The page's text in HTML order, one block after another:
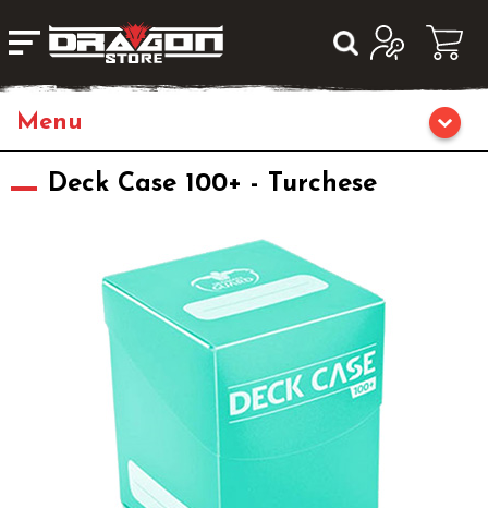
Home
Giochi di Ruolo
Fumetti & Romanzi
Giochi di Carte Collezionabili
Deck Case 100+ - Turchese